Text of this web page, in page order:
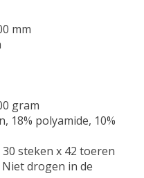
mm
gram
18% polyamide, 10%
30 steken x 42 toeren
drogen in de